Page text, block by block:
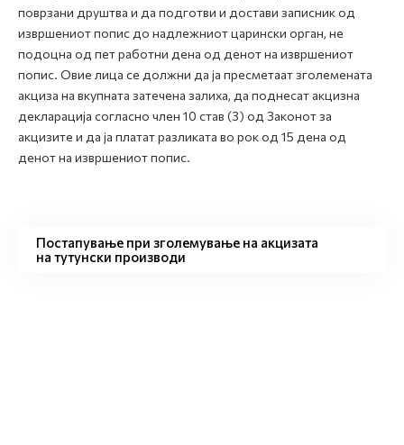
поврзани друштва и да подготви и достави записник од
извршениот попис до надлежниот царински орган, не
подоцна од пет работни дена од денот на извршениот
попис. Овие лица се должни да ја пресметаат зголемената
акциза на вкупната затечена залиха, да поднесат акцизна
декларација согласно член 10 став (3) од Законот за
акцизите и да ја платат разликата во рок од 15 дена од
денот на извршениот попис.
Постапување при зголемување на акцизата
на тутунски производи